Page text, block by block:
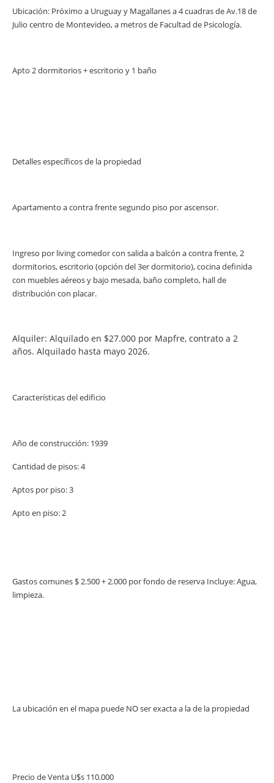
Ubicación: Próximo a Uruguay y Magallanes a 4 cuadras de Av.18 de
Julio centro de Montevideo, a metros de Facultad de Psicología.
Apto 2 dormitorios + escritorio y 1 baño
Detalles específicos de la propiedad
Apartamento a contra frente segundo piso por ascensor.
Ingreso por living comedor con salida a balcón a contra frente, 2
dormitorios, escritorio (opción del 3er dormitorio), cocina definida
con muebles aéreos y bajo mesada, baño completo, hall de
distribución con placar.
Alquiler: Alquilado en $27.000 por Mapfre, contrato a 2
años. Alquilado hasta mayo 2026.
Características del edificio
Año de construcción: 1939
Cantidad de pisos: 4
Aptos por piso: 3
Apto en piso: 2
Gastos comunes $ 2.500 + 2.000 por fondo de reserva Incluye: Agua,
limpieza.
La ubicación en el mapa puede NO ser exacta a la de la propiedad
Precio de Venta U$s 110.000